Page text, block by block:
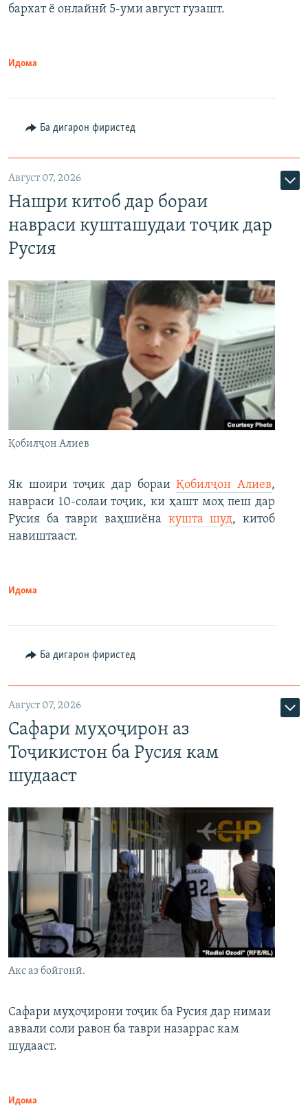
бархат ё онлайнӣ 5-уми август гузашт.
Идома
Ба дигарон фиристед
Август 07, 2026
Нашри китоб дар бораи
навраси кушташудаи тоҷик дар
Русия
Қобилҷон Алиев
Як шоири тоҷик дар бораиҚобилҷон Алиев,
навраси 10-солаи тоҷик, ки ҳашт моҳ пеш дар
Русия ба таври ваҳшиёна кушта шуд, китоб
навиштааст.
Идома
Ба дигарон фиристед
Август 07, 2026
Сафари муҳоҷирон аз
Тоҷикистон ба Русия кам
шудааст
Акс аз бойгонӣ.
Сафари муҳоҷирони тоҷик ба Русия дар нимаи
аввали соли равон ба таври назаррас кам
шудааст.
Идома